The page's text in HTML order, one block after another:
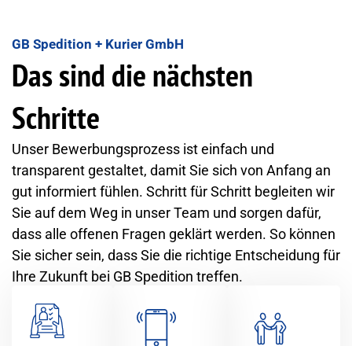
GB Spedition + Kurier GmbH
Das sind die nächsten
Schritte
Unser Bewerbungsprozess ist einfach und
transparent gestaltet, damit Sie sich von Anfang an
gut informiert fühlen. Schritt für Schritt begleiten wir
Sie auf dem Weg in unser Team und sorgen dafür,
dass alle offenen Fragen geklärt werden. So können
Sie sicher sein, dass Sie die richtige Entscheidung für
Ihre Zukunft bei GB Spedition treffen.